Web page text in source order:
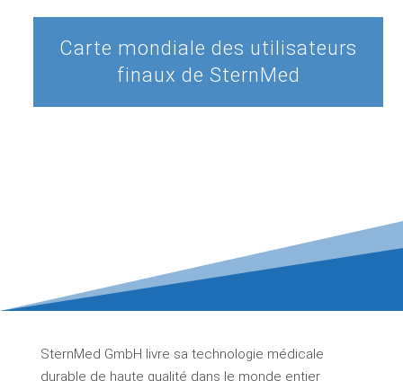
Carte mondiale des utilisateurs
finaux de SternMed
SternMed GmbH livre sa technologie médicale
durable de haute qualité dans le monde entier